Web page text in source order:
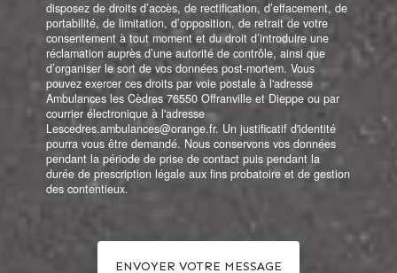
disposez de droits d’accès, de rectification, d’effacement, de
portabilité, de limitation, d’opposition, de retrait de votre
consentement à tout moment et du droit d’introduire une
réclamation auprès d’une autorité de contrôle, ainsi que
d’organiser le sort de vos données post-mortem. Vous
pouvez exercer ces droits par voie postale à l'adresse
Ambulances les Cèdres 76550 Offranville et Dieppe ou par
courrier électronique à l'adresse
Lescedres.ambulances@orange.fr. Un justificatif d'identité
pourra vous être demandé. Nous conservons vos données
pendant la période de prise de contact puis pendant la
durée de prescription légale aux fins probatoire et de gestion
des contentieux.
ENVOYER VOTRE MESSAGE